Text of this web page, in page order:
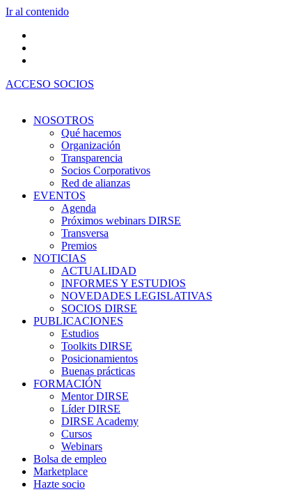
Ir al contenido
ACCESO SOCIOS
NOSOTROS
Qué hacemos
Organización
Transparencia
Socios Corporativos
Red de alianzas
EVENTOS
Agenda
Próximos webinars DIRSE
Transversa
Premios
NOTICIAS
ACTUALIDAD
INFORMES Y ESTUDIOS
NOVEDADES LEGISLATIVAS
SOCIOS DIRSE
PUBLICACIONES
Estudios
Toolkits DIRSE
Posicionamientos
Buenas prácticas
FORMACIÓN
Mentor DIRSE
Líder DIRSE
DIRSE Academy
Cursos
Webinars
Bolsa de empleo
Marketplace
Hazte socio